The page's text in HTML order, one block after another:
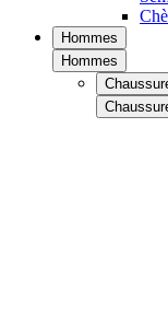
Hommes
Hommes